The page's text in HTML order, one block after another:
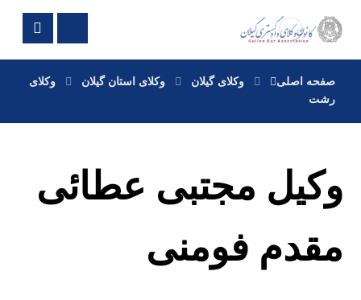
صفحه اصلی وکلای گیلان وکلای استان گیلان
وکلای
رشت
وکیل مجتبی عطائی
مقدم فومنی